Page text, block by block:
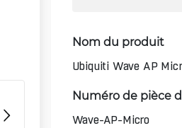
Nom du produit
Ubiquiti Wave AP
Numéro de pièce
Wave-AP-Micro